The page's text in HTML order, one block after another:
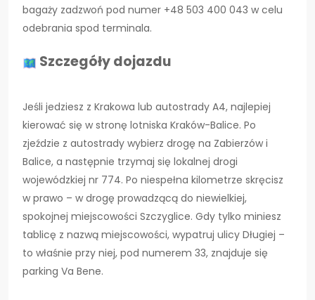
bagaży zadzwoń pod numer +48 503 400 043 w celu
odebrania spod terminala.
Szczegóły dojazdu
Jeśli jedziesz z Krakowa lub autostrady A4, najlepiej
kierować się w stronę lotniska Kraków-Balice. Po
zjeździe z autostrady wybierz drogę na Zabierzów i
Balice, a następnie trzymaj się lokalnej drogi
wojewódzkiej nr 774. Po niespełna kilometrze skręcisz
w prawo – w drogę prowadzącą do niewielkiej,
spokojnej miejscowości Szczyglice. Gdy tylko miniesz
tablicę z nazwą miejscowości, wypatruj ulicy Długiej –
to właśnie przy niej, pod numerem 33, znajduje się
parking Va Bene.